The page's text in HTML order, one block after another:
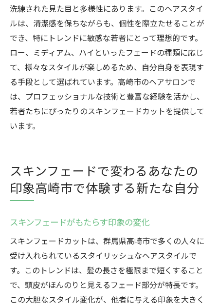
洗練された見た目と多様性にあります。このヘアスタイ
ルは、清潔感を保ちながらも、個性を際立たせることが
でき、特にトレンドに敏感な若者にとって理想的です。
ロー、ミディアム、ハイといったフェードの種類に応じ
て、様々なスタイルが楽しめるため、自分自身を表現す
る手段として選ばれています。高崎市のヘアサロンで
は、プロフェッショナルな技術と豊富な経験を活かし、
若者たちにぴったりのスキンフェードカットを提供して
います。
スキンフェードで変わるあなたの
印象高崎市で体験する新たな自分
スキンフェードがもたらす印象の変化
スキンフェードカットは、群馬県高崎市で多くの人々に
受け入れられているスタイリッシュなヘアスタイルで
す。このトレンドは、髪の長さを極限まで短くすること
で、頭皮がほんのりと見えるフェード部分が特長です。
この大胆なスタイル変化が、他者に与える印象を大きく